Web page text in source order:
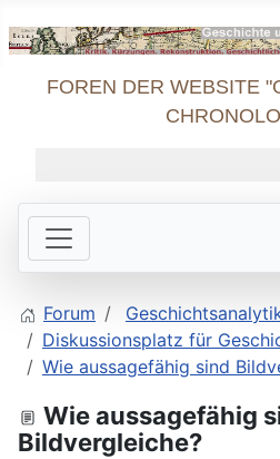
FOREN DER WEBSITE
Forum
Diskussionsplatz für
Wie aussagefähig sind
Wie aussagefähig
Bildvergleiche?